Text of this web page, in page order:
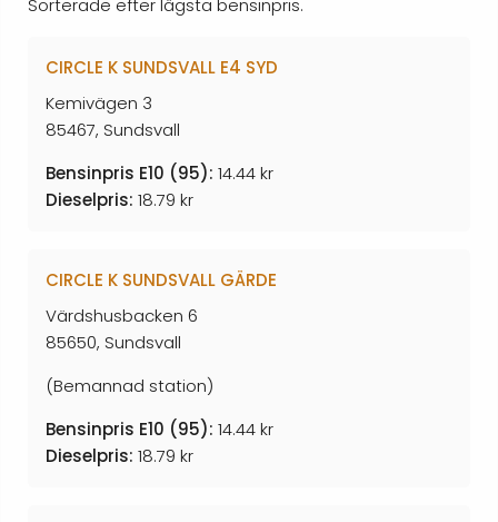
Sorterade efter lägsta bensinpris.
CIRCLE K SUNDSVALL E4 SYD
Kemivägen 3
85467, Sundsvall
Bensinpris E10 (95): 14.44 kr
Dieselpris: 18.79 kr
CIRCLE K SUNDSVALL GÄRDE
Värdshusbacken 6
85650, Sundsvall
(Bemannad station)
Bensinpris E10 (95): 14.44 kr
Dieselpris: 18.79 kr